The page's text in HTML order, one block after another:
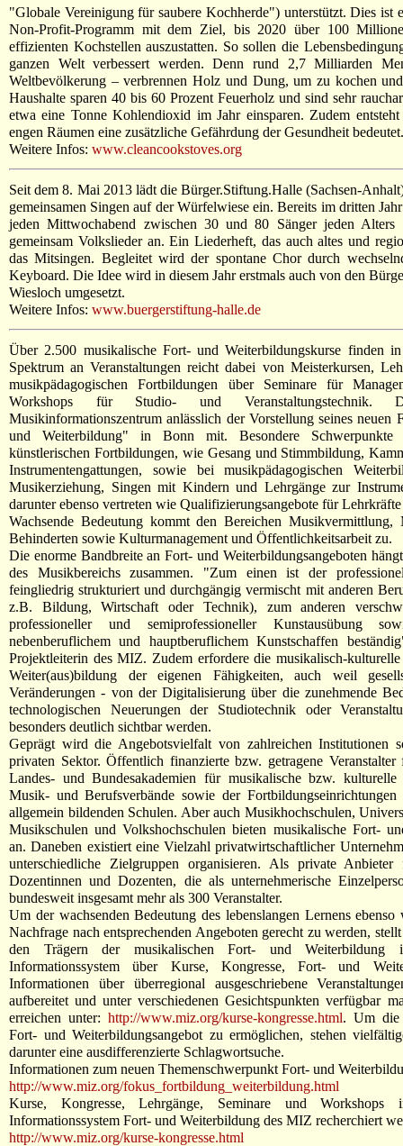
"Globale Vereinigung für saubere Kochherde") unterstützt. Dies ist
Non-Profit-Programm mit dem Ziel, bis 2020 über 100
effizienten Kochstellen auszustatten. So sollen die
ganzen Welt verbessert werden. Denn rund 2,7 Milliarden
Weltbevölkerung – verbrennen Holz und Dung, um zu kochen
Haushalte sparen 40 bis 60 Prozent Feuerholz und sind sehr
etwa eine Tonne Kohlendioxid im Jahr einsparen. Zudem
engen Räumen eine zusätzliche Gefährdung der Gesundheit bedeutet.
Weitere Infos: www.cleancookstoves.org
Seit dem 8. Mai 2013 lädt die Bürger.Stiftung.Halle (Sachsen-
gemeinsamen Singen auf der Würfelwiese ein. Bereits im dritten
jeden Mittwochabend zwischen 30 und 80 Sänger jeden
gemeinsam Volkslieder an. Ein Liederheft, das auch altes und
das Mitsingen. Begleitet wird der spontane Chor durch
Keyboard. Die Idee wird in diesem Jahr erstmals auch von den
Wiesloch umgesetzt.
Weitere Infos: www.buergerstiftung-halle.de
Über 2.500 musikalische Fort- und Weiterbildungskurse finden
Spektrum an Veranstaltungen reicht dabei von Meisterkursen,
musikpädagogischen Fortbildungen über Seminare für
Workshops für Studio- und
Musikinformationszentrum anlässlich der Vorstellung seines neuen
und Weiterbildung" in Bonn mit. Besondere Schwerpunkte
künstlerischen Fortbildungen, wie Gesang und Stimmbildung,
Instrumentengattungen, sowie bei musikpädagogischen
Musikerziehung, Singen mit Kindern und Lehrgänge zur
darunter ebenso vertreten wie Qualifizierungsangebote für
Wachsende Bedeutung kommt den Bereichen
Behinderten sowie Kulturmanagement und Öffentlichkeitsarbeit zu.
Die enorme Bandbreite an Fort- und Weiterbildungsangeboten
des Musikbereichs zusammen. "Zum einen ist der
feingliedrig strukturiert und durchgängig vermischt mit anderen
z.B. Bildung, Wirtschaft oder Technik), zum anderen
professioneller und semiprofessioneller Kunstausübung
nebenberuflichem und hauptberuflichem Kunstschaffen
Projektleiterin des MIZ. Zudem erfordere die musikalisch-
Weiter(aus)bildung der eigenen Fähigkeiten, auch weil
Veränderungen - von der Digitalisierung über die zunehmende
technologischen Neuerungen der Studiotechnik oder
besonders deutlich sichtbar werden.
Geprägt wird die Angebotsvielfalt von zahlreichen Institutionen
privaten Sektor. Öffentlich finanzierte bzw. getragene
Landes- und Bundesakademien für musikalische bzw. kulturelle
Musik- und Berufsverbände sowie der
allgemein bildenden Schulen. Aber auch Musikhochschulen,
Musikschulen und Volkshochschulen bieten musikalische Fort-
an. Daneben existiert eine Vielzahl privatwirtschaftlicher
unterschiedliche Zielgruppen organisieren. Als private Anbieter
Dozentinnen und Dozenten, die als unternehmerische
bundesweit insgesamt mehr als 300 Veranstalter.
Um der wachsenden Bedeutung des lebenslangen Lernens
Nachfrage nach entsprechenden Angeboten gerecht zu werden,
den Trägern der musikalischen Fort- und Weiterbildung
Informationssystem über Kurse, Kongresse, Fort- und
Informationen über überregional ausgeschriebene
aufbereitet und unter verschiedenen Gesichtspunkten verfügbar
erreichen unter: http://www.miz.org/kurse-kongresse.html. Um die
Fort- und Weiterbildungsangebot zu ermöglichen, stehen
darunter eine ausdifferenzierte Schlagwortsuche.
Informationen zum neuen Themenschwerpunkt Fort- und
http://www.miz.org/fokus_fortbildung_weiterbildung.html
Kurse, Kongresse, Lehrgänge, Seminare und
Informationssystem Fort- und Weiterbildung des MIZ recherchiert
http://www.miz.org/kurse-kongresse.html